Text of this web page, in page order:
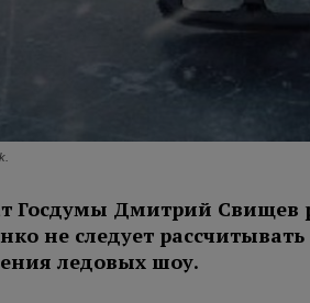
Госдумы Дмитрий Свищев
не следует
ледовых шоу.